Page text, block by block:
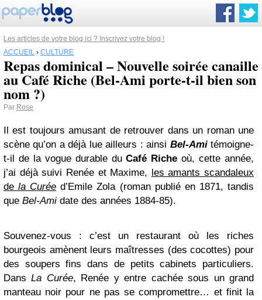
Les articles de votre blog ici ? Inscrivez votre blog !
ACCUEIL › CULTURE
Repas dominical – Nouvelle soirée canaille
au Café Riche (Bel-Ami porte-t-il bien son
nom ?)
Par Rose
Il est toujours amusant de retrouver dans un roman une
scène qu’on a déjà lue ailleurs : ainsi Bel-Amitémoigne-
t-il de la vogue durable duCafé Riche où, cette année,
j’ai déjà suivi Renée et Maxime, les amants scandaleux
dela Curée d’Emile Zola (roman publié en 1871, tandis
que Bel-Ami date des années 1884-85).
Souvenez-vous : c’est un restaurant où les riches
bourgeois amènent leurs maîtresses (des cocottes) pour
des soupers fins dans de petits cabinets particuliers.
DansLa Curée, Renée y entre cachée sous un grand
manteau noir pour ne pas se compromettre… et finit la